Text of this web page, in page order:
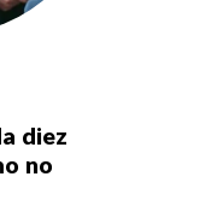
diez
no